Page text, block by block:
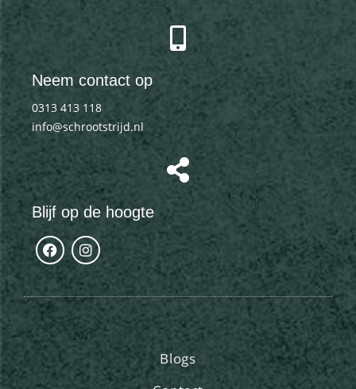
Neem contact op
0313 413 118
info@schrootstrijd.nl
Blijf op de hoogte
Blogs